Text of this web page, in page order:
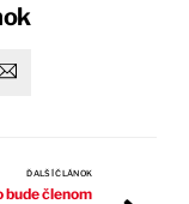
ĎALŠÍ ČLÁNOK
bude členom